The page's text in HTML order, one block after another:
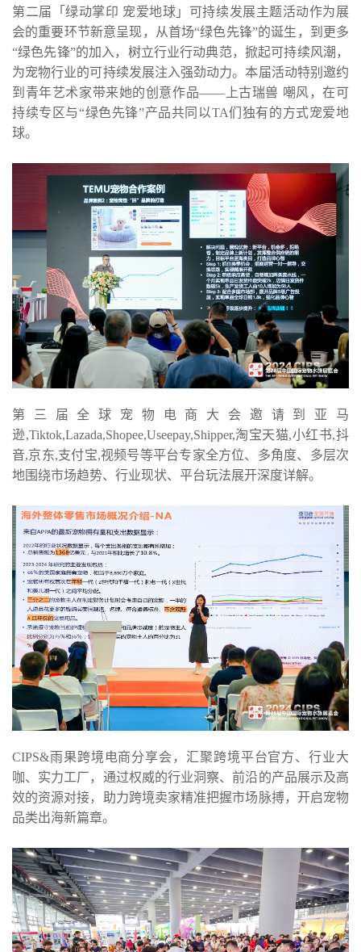
第二届「绿动掌印 宠爱地球」可持续发展主题活动作为展
会的重要环节新意呈现，从首场“绿色先锋”的诞生，到更多
“绿色先锋”的加入，树立行业行动典范，掀起可持续风潮，
为宠物行业的可持续发展注入强劲动力。本届活动特别邀约
到青年艺术家带来她的创意作品——上古瑞兽 嘲风，在可
持续专区与“绿色先锋”产品共同以TA们独有的方式宠爱地
球。
第三届全球宠物电商大会邀请到亚马
逊,Tiktok,Lazada,Shopee,Useepay,Shipper,淘宝天猫,小红书,抖
音,京东,支付宝,视频号等平台专家全方位、多角度、多层次
地围绕市场趋势、行业现状、平台玩法展开深度详解。
CIPS&雨果跨境电商分享会，汇聚跨境平台官方、行业大
咖、实力工厂，通过权威的行业洞察、前沿的产品展示及高
效的资源对接，助力跨境卖家精准把握市场脉搏，开启宠物
品类出海新篇章。